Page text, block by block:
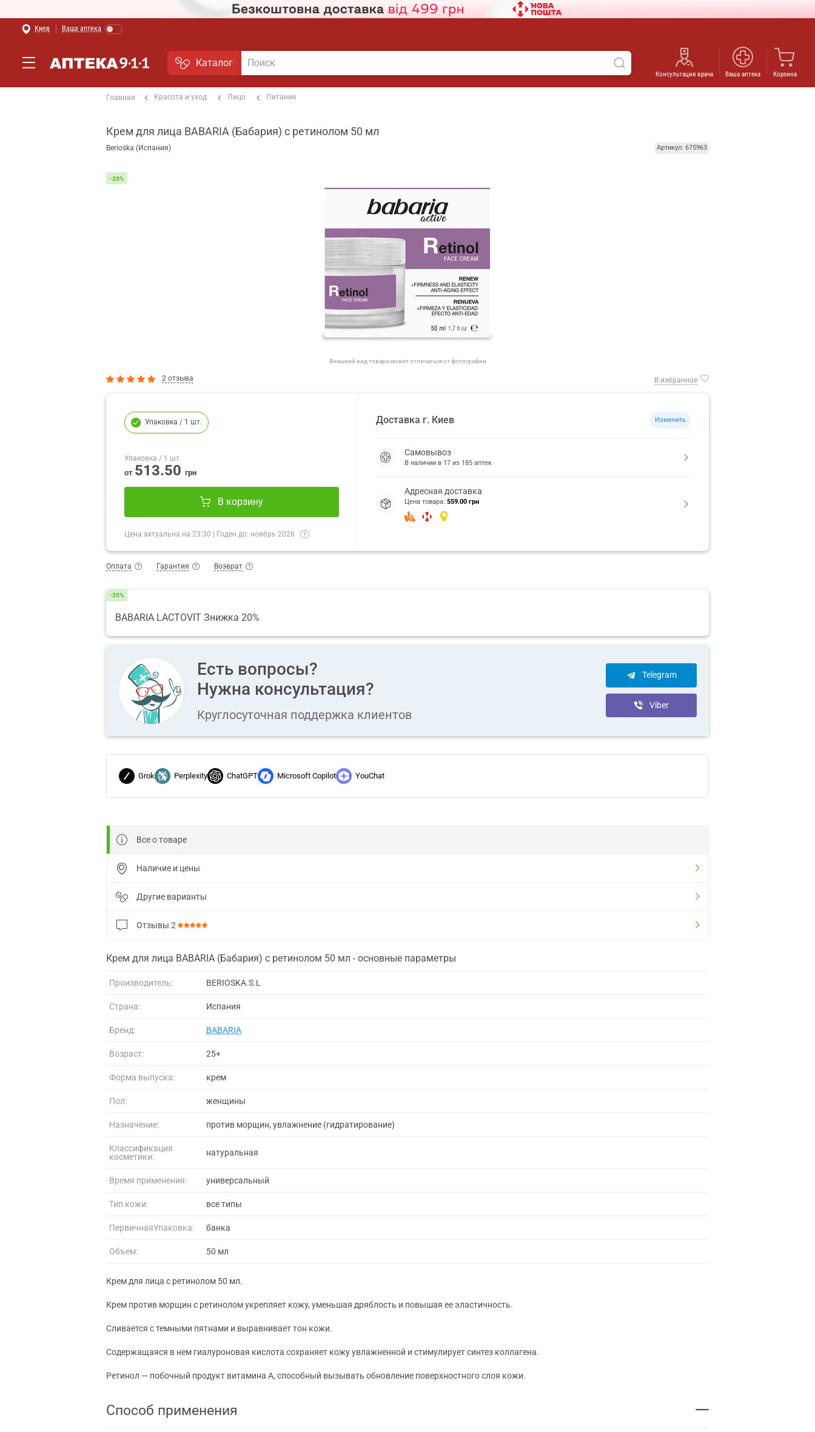
Киев Ваша аптека
Каталог
Консультация врача Ваша аптека Корзина
Главная Красота и уход Лицо Питание
Крем для лица BABARIA (Бабария) с ретинолом 50 мл
Berioska (Испания) Артикул: 675963
-20%
Внешний вид товара может отличаться от фотографии
2 отзыва В избранное
Упаковка / 1 шт.
Упаковка / 1 шт.
от 513.50 грн
В корзину
Цена актуальна на 23:30 | Годен до: ноябрь 2026
Доставка г. Киев Изменить
Самовывоз
В наличии в 17 из 185 аптек
Адресная доставка
Цена товара: 559.00 грн
Оплата Гарантия Возврат
-20%
BABARIA LACTOVIT Знижка 20%
Есть вопросы?
Нужна консультация?
Круглосуточная поддержка клиентов
Telegram
Viber
Grok Perplexity ChatGPT Microsoft Copilot YouChat
Все о товаре
Наличие и цены
Другие варианты
Отзывы 2
Крем для лица BABARIA (Бабария) с ретинолом 50 мл - основные параметры
Производитель: BERIOSKA.S.L
Страна: Испания
Бренд: BABARIA
Возраст: 25+
Форма выпуска: крем
Пол: женщины
Назначение: против морщин, увлажнение (гидратирование)
Классификация
косметики:
натуральная
Время применения: универсальный
Тип кожи: все типы
ПервичнаяУпаковка: банка
Объем: 50 мл
Крем для лица с ретинолом 50 мл.
Крем против морщин с ретинолом укрепляет кожу, уменьшая дряблость и повышая ее эластичность.
Сливается с темными пятнами и выравнивает тон кожи.
Содержащаяся в нем гиалуроновая кислота сохраняет кожу увлажненной и стимулирует синтез коллагена.
Ретинол — побочный продукт витамина А, способный вызывать обновление поверхностного слоя кожи.
Способ применения